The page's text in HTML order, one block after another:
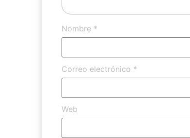
Nombre *
Correo electrónico *
Web